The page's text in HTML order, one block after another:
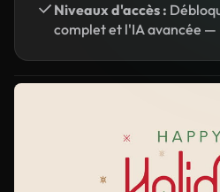
Niveaux d'accès :
complet et l'IA avancée —